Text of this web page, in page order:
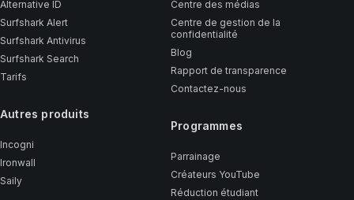
Alternative ID
Surfshark Alert
Surfshark Antivirus
Surfshark Search
Tarifs
Autres produits
Incogni
Ironwall
Saily
Centre des médias
Centre de gestion de la
confidentialité
Blog
Rapport de transparence
Contactez-nous
Programmes
Parrainage
Créateurs YouTube
Réduction étudiant